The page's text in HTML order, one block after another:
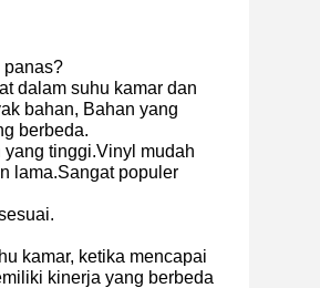
panas?
dalam suhu kamar dan
bahan, Bahan yang
berbeda.
tinggi.Vinyl mudah
lama.Sangat populer
kamar, ketika mencapai
kinerja yang berbeda